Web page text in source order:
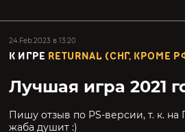
24.Feb.2023 в 13:20
К ИГРЕ RETURNAL (СНГ, КРОМЕ
Лучшая игра 2021
Пишу отзыв по PS-версии, т. к.
жаба душит :)